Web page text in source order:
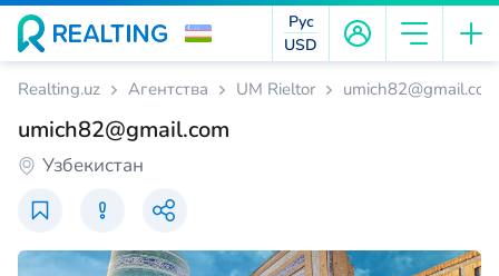
Рус
USD
Realting.uz Агентства UM Rieltor umich82@gmail.com
umich82@gmail.com
Узбекистан